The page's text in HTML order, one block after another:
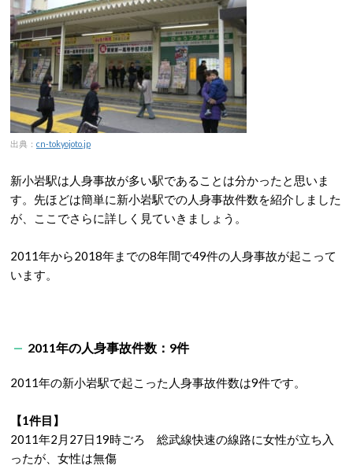
出典： cn-tokyojoto.jp
新小岩駅は人身事故が多い駅であることは分かったと思いま
す。先ほどは簡単に新小岩駅での人身事故件数を紹介しました
が、ここでさらに詳しく見ていきましょう。
2011年から2018年までの8年間で49件の人身事故が起こって
います。
2011年の人身事故件数：9件
2011年の新小岩駅で起こった人身事故件数は9件です。
【1件目】
2011年2月27日19時ごろ 総武線快速の線路に女性が立ち入
ったが、女性は無傷